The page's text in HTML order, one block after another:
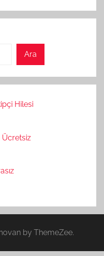
Ara
Hilesi
Ücretsiz
by ThemeZee.